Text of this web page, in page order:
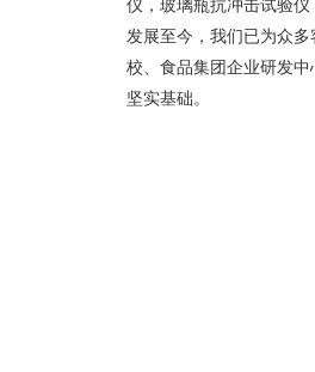
仪，玻璃瓶抗冲击试验
发展至今，我们已为众
校、食品集团企业研发
坚实基础。